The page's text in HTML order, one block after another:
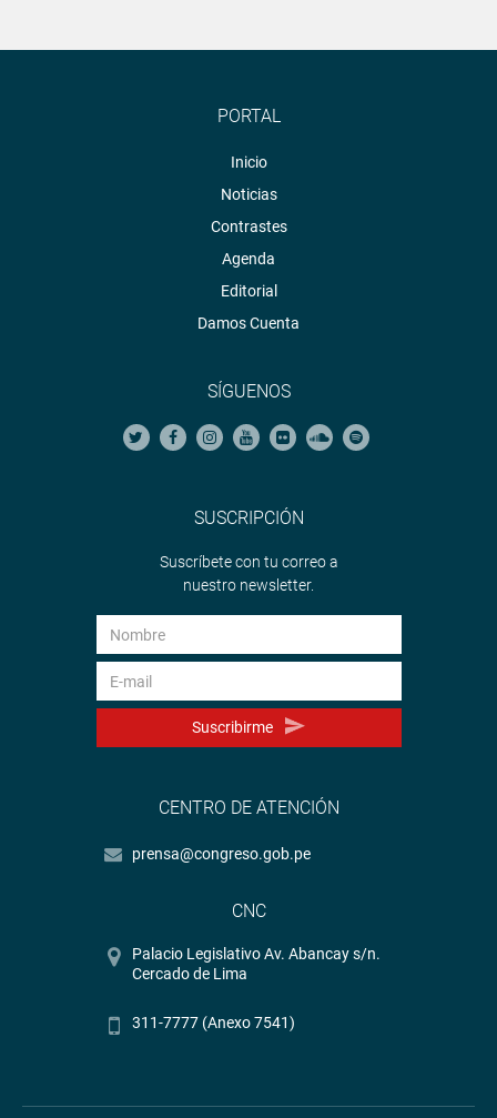
PORTAL
Inicio
Noticias
Contrastes
Agenda
Editorial
Damos Cuenta
SÍGUENOS
SUSCRIPCIÓN
Suscríbete con tu correo a
nuestro newsletter.
Suscribirme
CENTRO DE ATENCIÓN
prensa@congreso.gob.pe
CNC
Palacio Legislativo Av. Abancay s/n.
Cercado de Lima
311-7777 (Anexo 7541)